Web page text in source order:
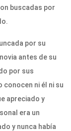
buscadas por
por su
antes de su
por sus
conocen ni él ni su
apreciado y
era un
y nunca había